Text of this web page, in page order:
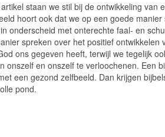
staan we stil bij de ontwikkeling van
hoort ook dat we op een goede
onderscheid met onterechte faal- en
spreken over het positief ontwikkelen
ons gegeven heeft, terwijl we tegelijk
onszelf en onszelf te verloochenen. Een
een gezond zelfbeeld. Dan krijgen
pond.